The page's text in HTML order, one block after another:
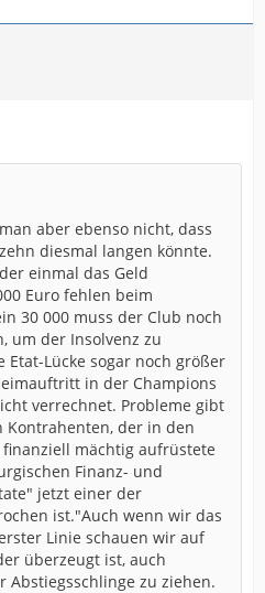
aber ebenso nicht, dass
diesmal langen könnte.
einmal das Geld
Euro fehlen beim
30 000 muss der Club noch
um der Insolvenz zu
Lücke sogar noch größer
in der Champions
verrechnet. Probleme gibt
Kontrahenten, der in den
mächtig aufrüstete
Finanz- und
jetzt einer der
ist."Auch wenn wir das
Linie schauen wir auf
überzeugt ist, auch
Abstiegsschlinge zu ziehen.